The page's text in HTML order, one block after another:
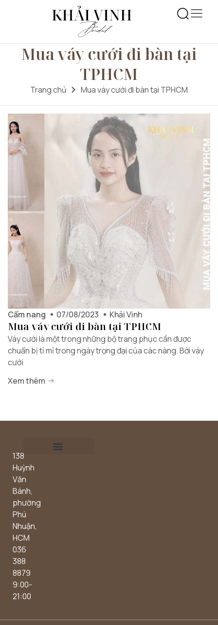
Mua váy cưới đi bàn tại
TPHCM
Trang chủ Mua váy cưới đi bàn tại TPHCM
Cẩm nang 07/08/2023 Khải Vinh
Mua váy cưới đi bàn tại TPHCM
Váy cưới là một trong những bộ trang phục cần được
chuẩn bị tỉ mỉ trong ngày trọng đại của các nàng. Bởi váy
cưới
Xem thêm
138
Huỳnh
Văn
Bánh,
phường
Phú
Nhuận,
HCM
036
388
8879
9:00-
21:00